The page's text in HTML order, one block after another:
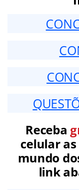
Receba
celular
mundo
link